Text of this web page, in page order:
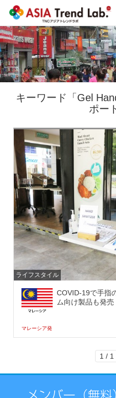
キーワード「Gel
ポー
ライフスタイル
COVID-19で手指
ム向け製品も発売
マレーシア発
1 / 1